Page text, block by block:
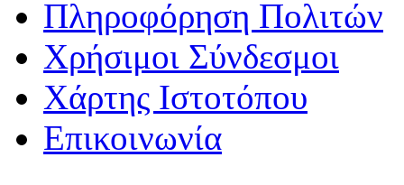
Πληροφόρηση Πολιτών
Χρήσιμοι Σύνδεσμοι
Χάρτης Ιστοτόπου
Επικοινωνία